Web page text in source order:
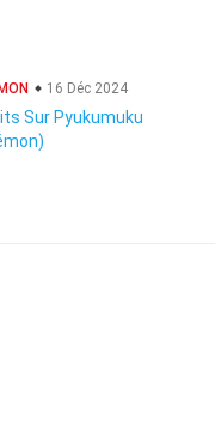
16 Déc 2024
Sur Pyukumuku